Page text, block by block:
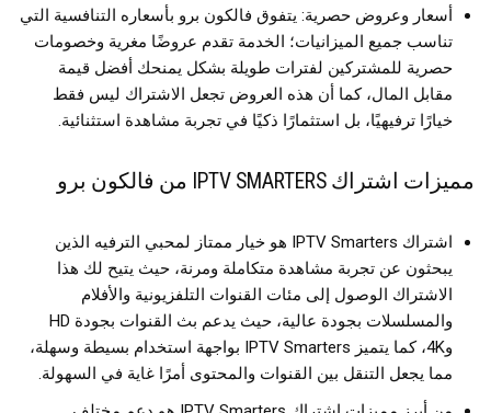
أسعار وعروض حصرية: يتفوق فالكون برو بأسعاره التنافسية التي
تناسب جميع الميزانيات؛ الخدمة تقدم عروضًا مغرية وخصومات
حصرية للمشتركين لفترات طويلة بشكل يمنحك أفضل قيمة
مقابل المال، كما أن هذه العروض تجعل الاشتراك ليس فقط
خيارًا ترفيهيًا، بل استثمارًا ذكيًا في تجربة مشاهدة استثنائية.
مميزات اشتراك IPTV SMARTERS من فالكون برو
اشتراك IPTV Smarters هو خيار ممتاز لمحبي الترفيه الذين
يبحثون عن تجربة مشاهدة متكاملة ومرنة، حيث يتيح لك هذا
الاشتراك الوصول إلى مئات القنوات التلفزيونية والأفلام
والمسلسلات بجودة عالية، حيث يدعم بث القنوات بجودة HD
و4K، كما يتميز IPTV Smarters بواجهة استخدام بسيطة وسهلة،
مما يجعل التنقل بين القنوات والمحتوى أمرًا غاية في السهولة.